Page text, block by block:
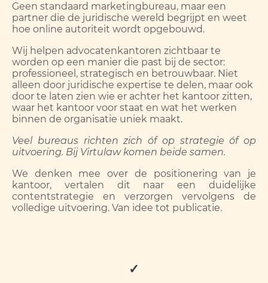
Geen standaard marketingbureau, maar een
partner die de juridische wereld begrijpt en weet
hoe online autoriteit wordt opgebouwd.
Wij helpen advocatenkantoren zichtbaar te
worden op een manier die past bij de sector:
professioneel, strategisch en betrouwbaar. Niet
alleen door juridische expertise te delen, maar ook
door te laten zien wie er achter het kantoor zitten,
waar het kantoor voor staat en wat het werken
binnen de organisatie uniek maakt.
Veel bureaus richten zich óf op strategie óf op
uitvoering. Bij Virtulaw komen beide samen.
We denken mee over de positionering van je
kantoor, vertalen dit naar een duidelijke
contentstrategie en verzorgen vervolgens de
volledige uitvoering. Van idee tot publicatie.
✓